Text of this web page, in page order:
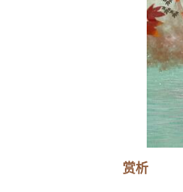
赏析